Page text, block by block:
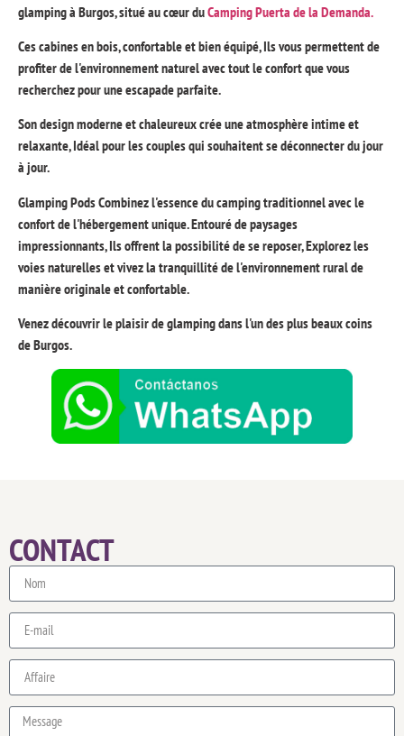
glamping à Burgos, situé au cœur duCamping Puerta de la Demanda.
Ces cabines en bois, confortable et bien équipé, Ils vous permettent de
profiter de l'environnement naturel avec tout le confort que vous
recherchez pour une escapade parfaite.
Son design moderne et chaleureux crée une atmosphère intime et
relaxante, Idéal pour les couples qui souhaitent se déconnecter du jour
à jour.
Glamping Pods Combinez l'essence du camping traditionnel avec le
confort de l'hébergement unique. Entouré de paysages
impressionnants, Ils offrent la possibilité de se reposer, Explorez les
voies naturelles et vivez la tranquillité de l'environnement rural de
manière originale et confortable.
Venez découvrir le plaisir de glamping dans l'un des plus beaux coins
de Burgos.
CONTACT